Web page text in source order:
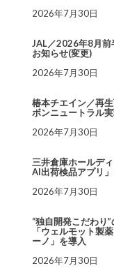
2026年7月30日
JAL／2026年8月
お知らせ(変更)
2026年7月30日
椿本チエイン／再
ボンニュートラル
2026年7月30日
三井倉庫ホールデ
AI出荷検品アプリ
2026年7月30日
“独自開発こだわり
「ウェルモット製
ーノ」を導入
2026年7月30日